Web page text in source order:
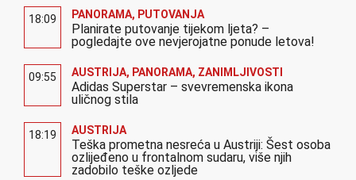
18:09 PANORAMA, PUTOVANJA
Planirate putovanje tijekom ljeta? –
pogledajte ove nevjerojatne ponude letova!
09:55 AUSTRIJA, PANORAMA, ZANIMLJIVOSTI
Adidas Superstar – svevremenska ikona
uličnog stila
18:19 AUSTRIJA
Teška prometna nesreća u Austriji: Šest osoba
ozlijeđeno u frontalnom sudaru, više njih
zadobilo teške ozljede